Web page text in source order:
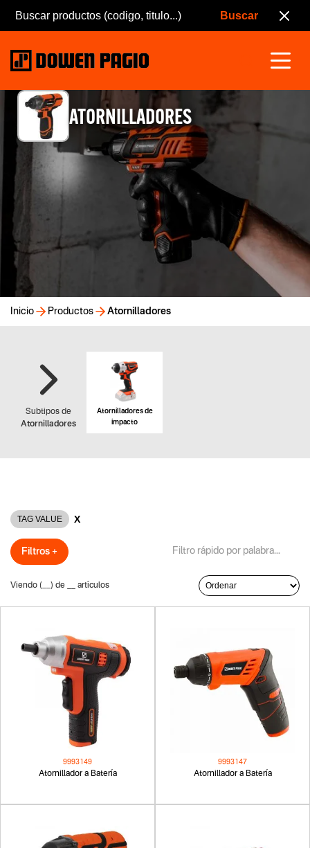
Inicio Productos Atornilladores
ATORNILLADORES
Subtipos de
Atornilladores
Atornilladores de
impacto
TAG VALUE X
Filtros +
Viendo ( ) de artículos
Atornillador a Batería
9993149
Atornillador a Batería
9993147